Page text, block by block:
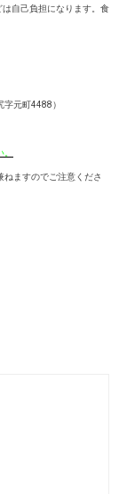
自己負担になります。食
字元町4488）
ますのでご注意くださ